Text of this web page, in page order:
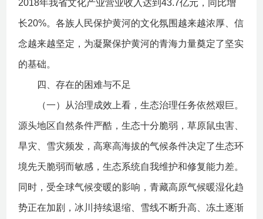
2018年我省文化产业营业收入达到43.7亿元，同比增
长20%。各族人民保护黄河的文化氛围越来越浓厚、信
念越来越坚定，为凝聚保护黄河的青海力量奠定了坚实
的基础。
四、存在的困难与不足
（一）从治理成效上看，生态治理任务依然艰巨。
源头地区自然条件严酷，生态十分脆弱，草原鼠虫害、
旱灾、雪灾频发，高寒高海拔的气候条件决定了生态环
境先天脆弱而敏感，生态系统自我维护和修复能力差。
同时，受全球气候变暖的影响，青藏高原气候暖湿化趋
势正在加剧，冰川持续退缩、雪线不断升高、冻土逐渐